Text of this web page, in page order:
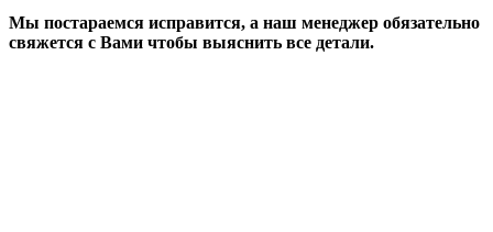
Мы постараемся исправится, а наш менеджер обязательно
свяжется с Вами чтобы выяснить все детали.